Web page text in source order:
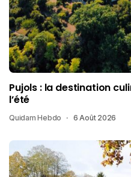
Pujols : la destination
l’été
Quidam Hebdo 6 Août 2026